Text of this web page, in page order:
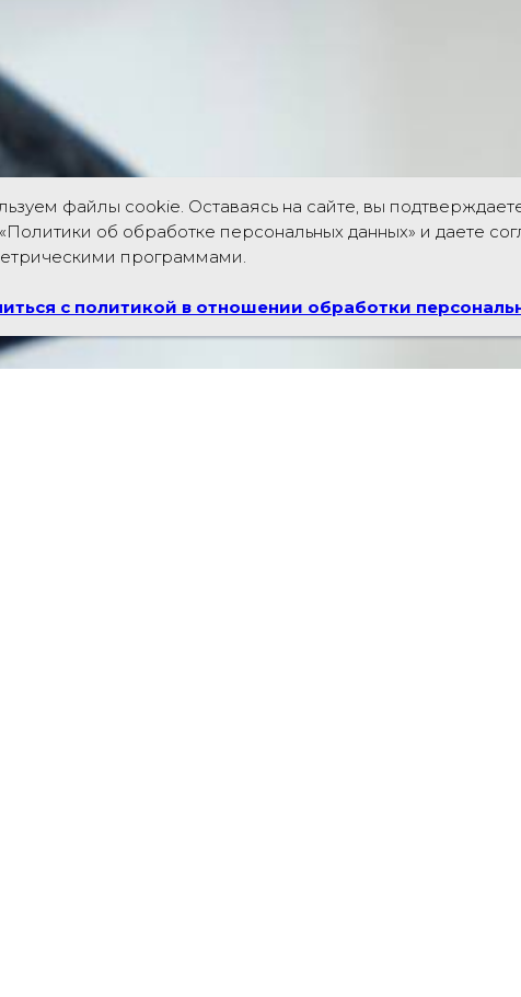
файлы cookie. Оставаясь на сайте, вы
об обработке персональных данных» и даете
программами.
с политикой в отношении обработки